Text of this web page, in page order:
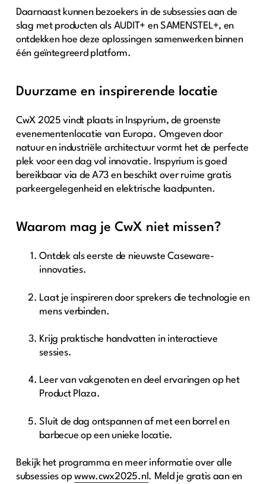
Daarnaast kunnen bezoekers in de subsessies aan de
slag met producten als AUDIT+ en SAMENSTEL+, en
ontdekken hoe deze oplossingen samenwerken binnen
één geïntegreerd platform.
Duurzame en inspirerende locatie
CwX 2025 vindt plaats in Inspyrium, de groenste
evenementenlocatie van Europa. Omgeven door
natuur en industriële architectuur vormt het de perfecte
plek voor een dag vol innovatie. Inspyrium is goed
bereikbaar via de A73 en beschikt over ruime gratis
parkeergelegenheid en elektrische laadpunten.
Waarom mag je CwX niet missen?
Ontdek als eerste de nieuwste Caseware-
innovaties.
Laat je inspireren door sprekers die technologie en
mens verbinden.
Krijg praktische handvatten in interactieve
sessies.
Leer van vakgenoten en deel ervaringen op het
Product Plaza.
Sluit de dag ontspannen af met een borrel en
barbecue op een unieke locatie.
Bekijk het programma en meer informatie over alle
subsessies opwww.cwx2025.nl . Meld je gratis aan en